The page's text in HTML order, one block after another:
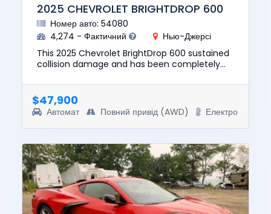
2025 CHEVROLET BRIGHTDROP 600
Номер авто: 54080
4,274 - Фактичний
Нью-Джерсі
This 2025 Chevrolet BrightDrop 600 sustained
collision damage and has been completely
drive. The pre-total loss...
$47,900
Автомат Повний привід (AWD) Електро